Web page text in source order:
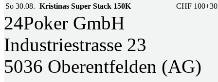
So 30.08. Kristinas Super Stack 150K CHF 100+30
24Poker GmbH
Industriestrasse 23
5036 Oberentfelden (AG)